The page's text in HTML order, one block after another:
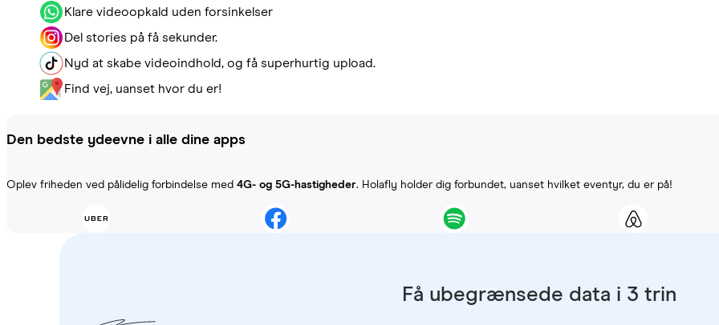
Klare videoopkald uden forsinkelser
Del stories på få sekunder.
Nyd at skabe videoindhold, og få superhurtig upload.
Find vej, uanset hvor du er!
Den bedste ydeevne i alle dine apps
Oplev friheden ved pålidelig forbindelse med 4G- og 5G-hastigheder. Holafly holder dig forbundet, uanset hvilket eventyr, du er på!
Få ubegrænsede data i 3 trin